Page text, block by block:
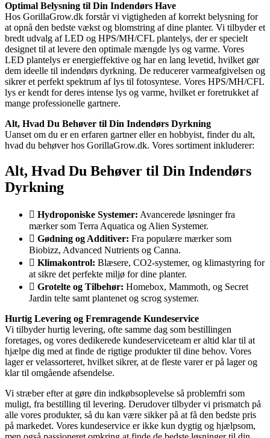
Optimal Belysning til Din Indendørs Have
Hos GorillaGrow.dk forstår vi vigtigheden af korrekt belysning for
at opnå den bedste vækst og blomstring af dine planter. Vi tilbyder et
bredt udvalg af LED og HPS/MH/CFL plantelys, der er specielt
designet til at levere den optimale mængde lys og varme. Vores
LED plantelys er energieffektive og har en lang levetid, hvilket gør
dem ideelle til indendørs dyrkning. De reducerer varmeafgivelsen og
sikrer et perfekt spektrum af lys til fotosyntese. Vores HPS/MH/CFL
lys er kendt for deres intense lys og varme, hvilket er foretrukket af
mange professionelle gartnere.
Alt, Hvad Du Behøver til Din Indendørs Dyrkning
Uanset om du er en erfaren gartner eller en hobbyist, finder du alt,
hvad du behøver hos GorillaGrow.dk. Vores sortiment inkluderer:
Alt, Hvad Du Behøver til Din Indendørs
Dyrkning
Hydroponiske Systemer: Avancerede løsninger fra
mærker som Terra Aquatica og Alien Systemer.
Gødning og Additiver: Fra populære mærker som
Biobizz, Advanced Nutrients og Canna.
Klimakontrol: Blæsere, CO2-systemer, og klimastyring for
at sikre det perfekte miljø for dine planter.
Grotelte og Tilbehør: Homebox, Mammoth, og Secret
Jardin telte samt plantenet og scrog systemer.
Hurtig Levering og Fremragende Kundeservice
Vi tilbyder hurtig levering, ofte samme dag som bestillingen
foretages, og vores dedikerede kundeserviceteam er altid klar til at
hjælpe dig med at finde de rigtige produkter til dine behov. Vores
lager er velassorteret, hvilket sikrer, at de fleste varer er på lager og
klar til omgående afsendelse.
Vi stræber efter at gøre din indkøbsoplevelse så problemfri som
muligt, fra bestilling til levering. Derudover tilbyder vi prismatch på
alle vores produkter, så du kan være sikker på at få den bedste pris
på markedet. Vores kundeservice er ikke kun dygtig og hjælpsom,